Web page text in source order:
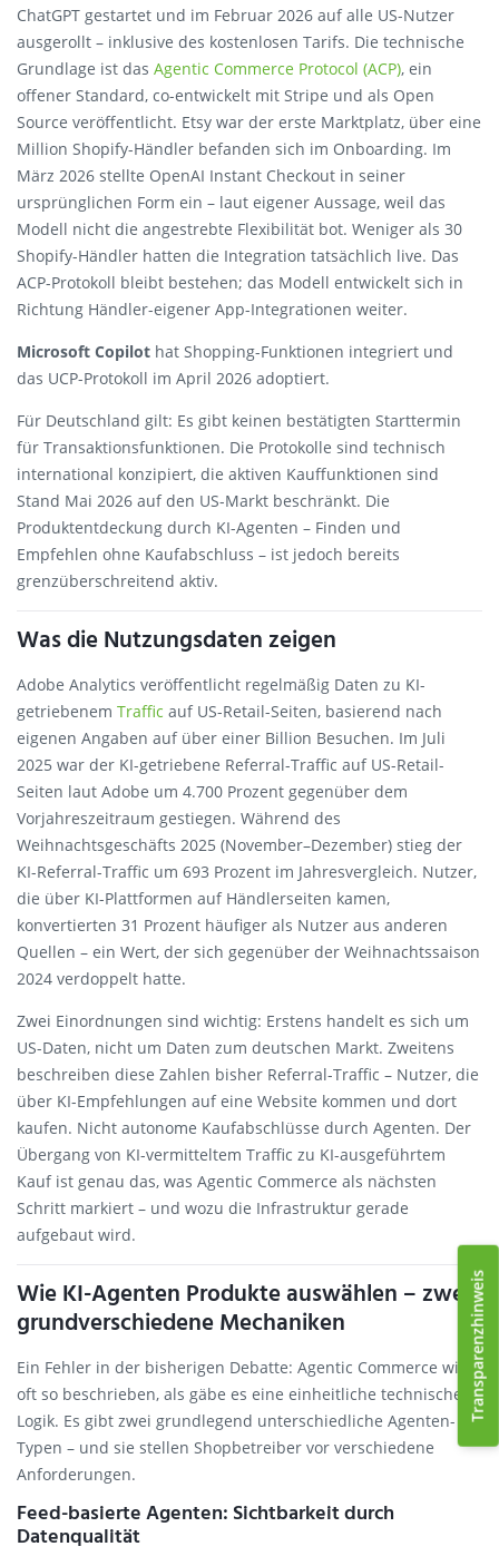
ChatGPT gestartet und im Februar 2026 auf alle US-Nutzer
ausgerollt – inklusive des kostenlosen Tarifs. Die technische
Grundlage ist das Agentic Commerce Protocol (ACP), ein
offener Standard, co-entwickelt mit Stripe und als Open
Source veröffentlicht. Etsy war der erste Marktplatz, über eine
Million Shopify-Händler befanden sich im Onboarding. Im
März 2026 stellte OpenAI Instant Checkout in seiner
ursprünglichen Form ein – laut eigener Aussage, weil das
Modell nicht die angestrebte Flexibilität bot. Weniger als 30
Shopify-Händler hatten die Integration tatsächlich live. Das
ACP-Protokoll bleibt bestehen; das Modell entwickelt sich in
Richtung Händler-eigener App-Integrationen weiter.
Microsoft Copilot hat Shopping-Funktionen integriert und
das UCP-Protokoll im April 2026 adoptiert.
Für Deutschland gilt: Es gibt keinen bestätigten Starttermin
für Transaktionsfunktionen. Die Protokolle sind technisch
international konzipiert, die aktiven Kauffunktionen sind
Stand Mai 2026 auf den US-Markt beschränkt. Die
Produktentdeckung durch KI-Agenten – Finden und
Empfehlen ohne Kaufabschluss – ist jedoch bereits
grenzüberschreitend aktiv.
Was die Nutzungsdaten zeigen
Adobe Analytics veröffentlicht regelmäßig Daten zu KI-
getriebenem Traffic auf US-Retail-Seiten, basierend nach
eigenen Angaben auf über einer Billion Besuchen. Im Juli
2025 war der KI-getriebene Referral-Traffic auf US-Retail-
Seiten laut Adobe um 4.700 Prozent gegenüber dem
Vorjahreszeitraum gestiegen. Während des
Weihnachtsgeschäfts 2025 (November–Dezember) stieg der
KI-Referral-Traffic um 693 Prozent im Jahresvergleich. Nutzer,
die über KI-Plattformen auf Händlerseiten kamen,
konvertierten 31 Prozent häufiger als Nutzer aus anderen
Quellen – ein Wert, der sich gegenüber der Weihnachtssaison
2024 verdoppelt hatte.
Zwei Einordnungen sind wichtig: Erstens handelt es sich um
US-Daten, nicht um Daten zum deutschen Markt. Zweitens
beschreiben diese Zahlen bisher Referral-Traffic – Nutzer, die
über KI-Empfehlungen auf eine Website kommen und dort
kaufen. Nicht autonome Kaufabschlüsse durch Agenten. Der
Übergang von KI-vermitteltem Traffic zu KI-ausgeführtem
Kauf ist genau das, was Agentic Commerce als nächsten
Schritt markiert – und wozu die Infrastruktur gerade
aufgebaut wird.
Wie KI-Agenten Produkte auswählen – zwei
grundverschiedene Mechaniken
Ein Fehler in der bisherigen Debatte: Agentic Commerce wird
oft so beschrieben, als gäbe es eine einheitliche technische
Logik. Es gibt zwei grundlegend unterschiedliche Agenten-
Typen – und sie stellen Shopbetreiber vor verschiedene
Anforderungen.
Feed-basierte Agenten: Sichtbarkeit durch
Datenqualität
Transparenzhinweis